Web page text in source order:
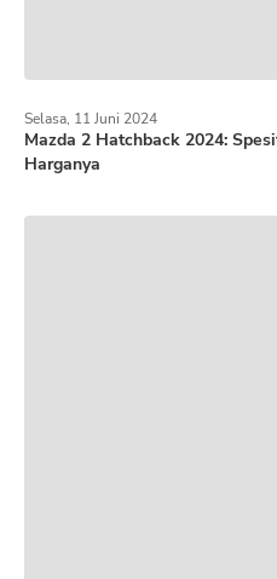
Mazda 2 Hatchback 2024:
Harganya
Selasa, 11 Juni 2024